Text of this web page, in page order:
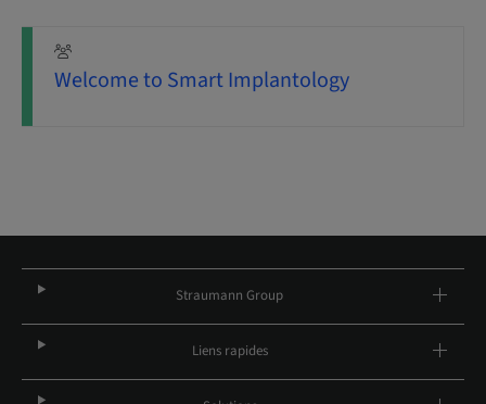
Welcome to Smart Implantology
Straumann Group
Liens rapides